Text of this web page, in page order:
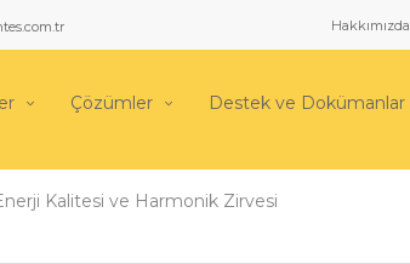
Hakkımızda
Çözümler Destek ve Dokümanlar
Kalitesi ve Harmonik Zirvesi